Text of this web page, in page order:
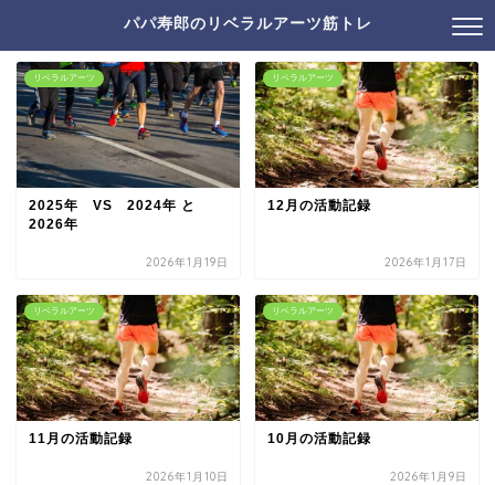
パパ寿郎のリベラルアーツ筋トレ
リベラルアーツ
2025年 VS 2024年 と
2026年
2026年1月19日
リベラルアーツ
12月の活動記録
2026年1月17日
リベラルアーツ
11月の活動記録
2026年1月10日
リベラルアーツ
10月の活動記録
2026年1月9日